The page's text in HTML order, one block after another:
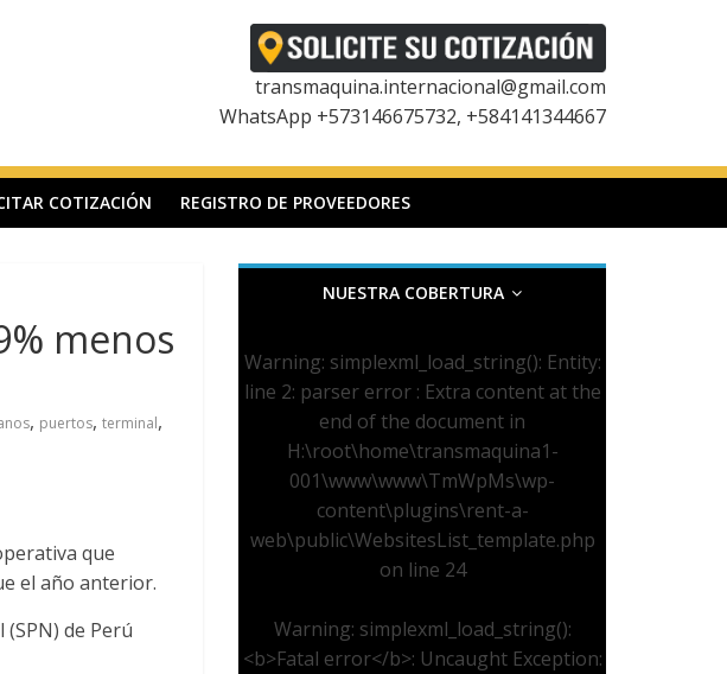
transmaquina.internacional@gmail.com
WhatsApp +573146675732, +584141344667
COTIZACIÓN REGISTRO DE PROVEEDORES
menos
, puertos, terminal,
que
el año anterior.
de Perú
NUESTRA COBERTURA
Warning: simplexml_load_string(): Entity:
line 2: parser error : Extra content at the
end of the document in
H:\root\home\transmaquina1-
001\www\www\TmWpMs\wp-
content\plugins\rent-a-
web\public\WebsitesList_template.php
on line 24
Warning: simplexml_load_string():
<b>Fatal error</b>: Uncaught Exception: